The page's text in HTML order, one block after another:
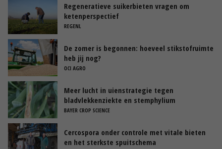
Regeneratieve suikerbieten vragen om
ketenperspectief
REGENL
De zomer is begonnen: hoeveel stikstofruimte
heb jij nog?
OCI AGRO
Meer lucht in uienstrategie tegen
bladvlekkenziekte en stemphylium
BAYER CROP SCIENCE
Cercospora onder controle met vitale bieten
en het sterkste spuitschema